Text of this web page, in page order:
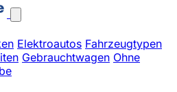
Elektroautos Fahrzeugtypen
Gebrauchtwagen Ohne